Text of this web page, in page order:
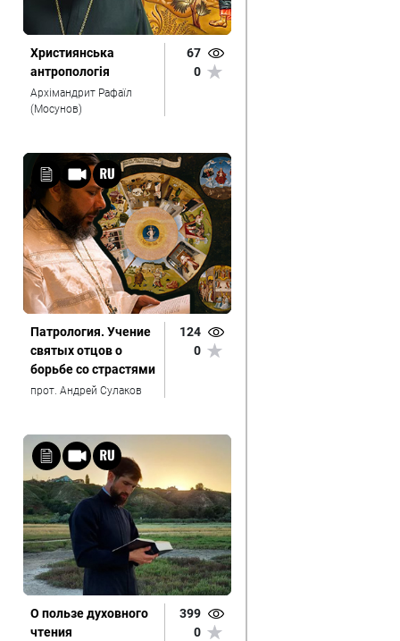
Християнська
антропологія
Архімандрит Рафаїл
(Мосунов)
67
0
Патрология. Учение
святых отцов о
борьбе со страстями
прот. Андрей Сулаков
124
0
О пользе духовного
чтения
399
0